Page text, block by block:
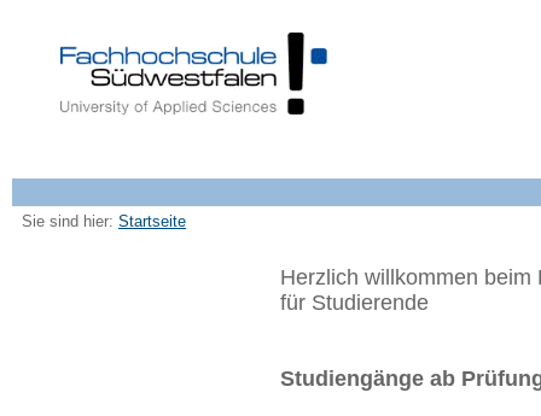
Sie sind hier: Startseite
Herzlich willkommen
für Studierende
Studiengänge ab